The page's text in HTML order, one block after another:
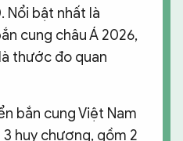
Nổi bật nhất là
cung châu Á 2026,
thước đo quan
bắn cung Việt Nam
huy chương, gồm 2